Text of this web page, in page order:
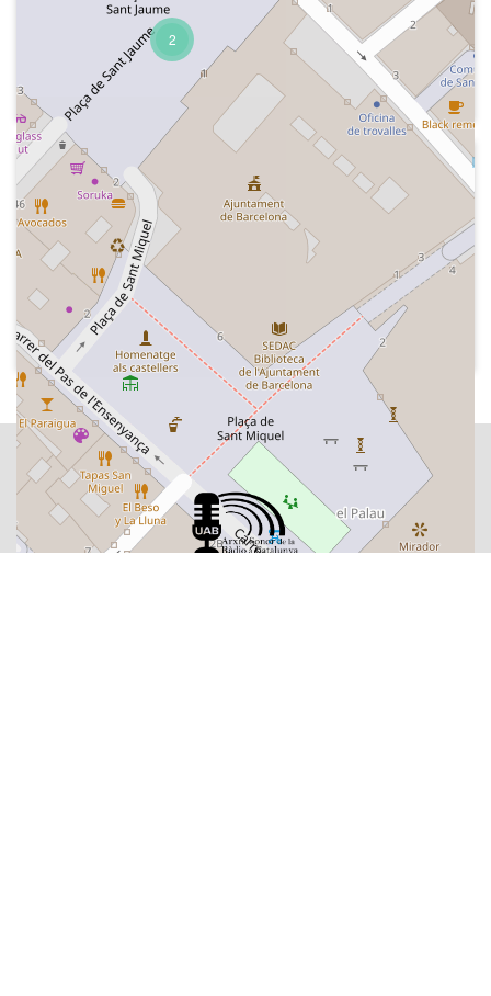
2
segle XX: el poeta Antonio Machado.
Opinions de Luis García Montero i José
Crèdits del programa.
2009-03-28
Radio Nacional de España -
Bienvenido a casa
El programa "Catalunya express" amb
una entrevista a Mariola Dinarès i Joan
Arenyes, sobre el premi Disc Català de
l'any atorgat al cantant Miquel Abras